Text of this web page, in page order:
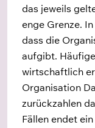
das jeweils
enge Grenze.
dass die
aufgibt.
wirtschaftlich
Organisation
zurückzahlen
Fällen endet